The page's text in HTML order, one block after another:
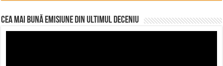
CEA MAI BUNĂ EMISIUNE DIN ULTIMUL DECENIU